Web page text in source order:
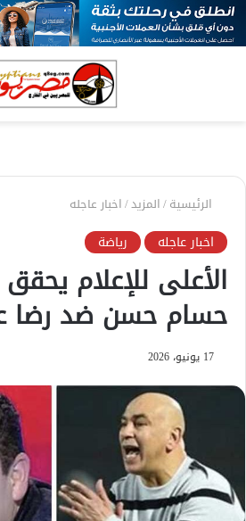
الرئيسية/المزيد/اخبار عاجله
اخبار عاجله رياضة
الأعلى للإعلام
حسام حسن ضد رضا
17 يونيو، 2026